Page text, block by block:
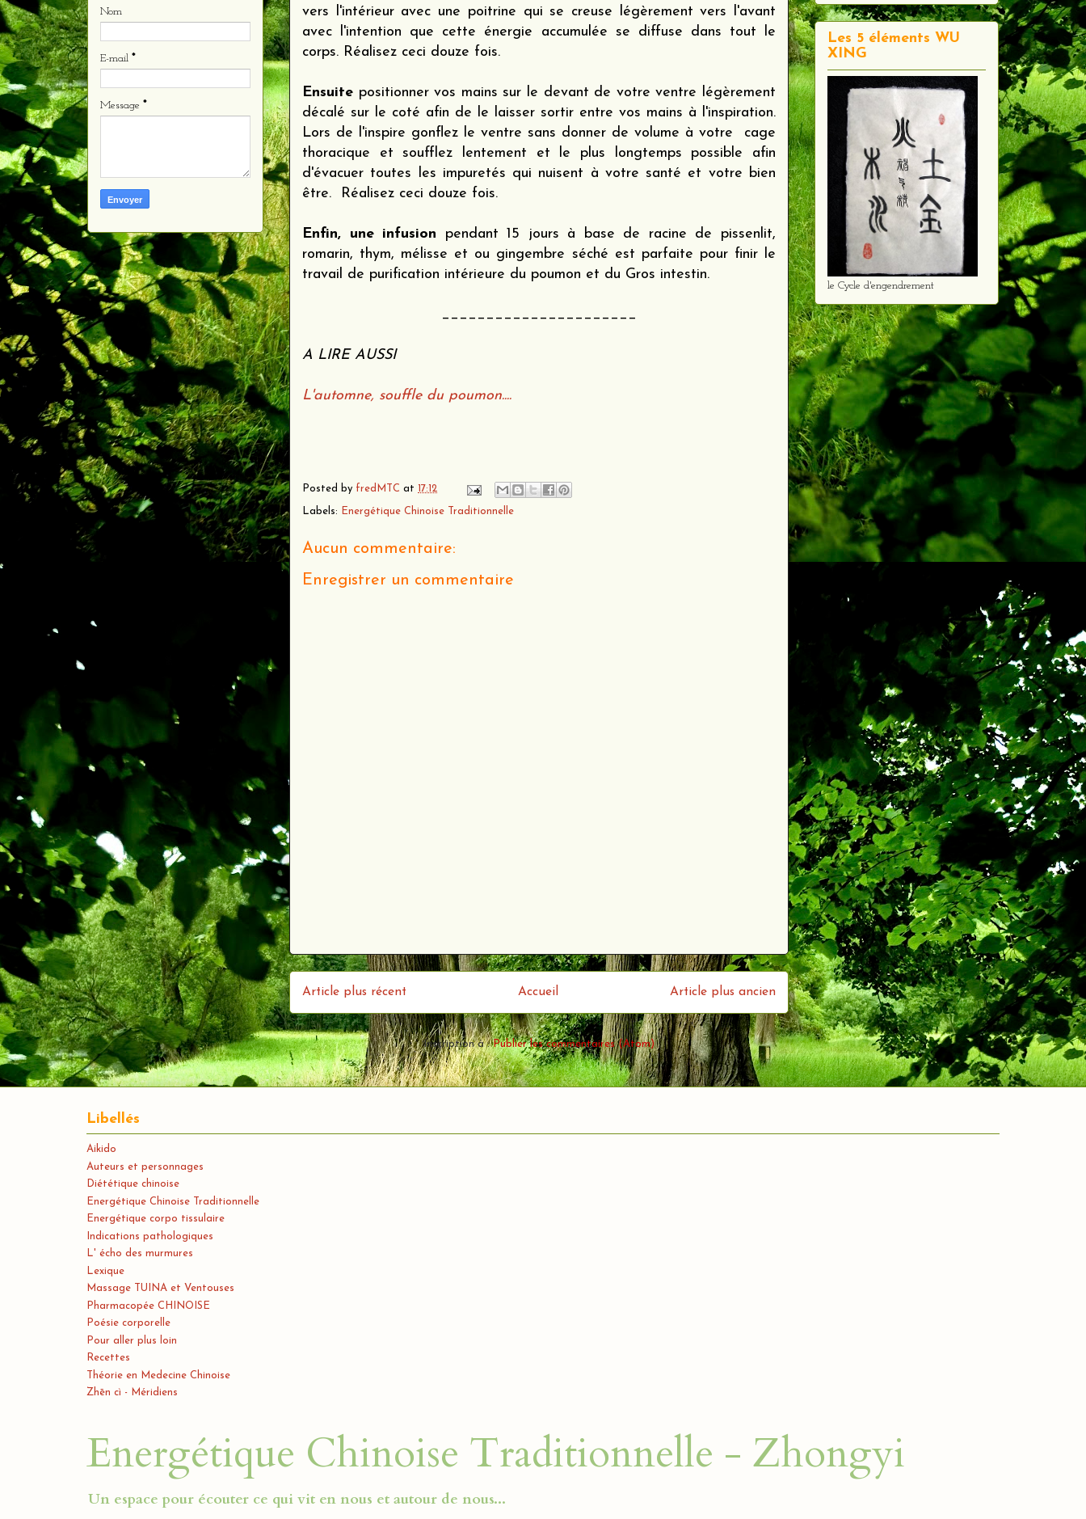
vers l'intérieur avec une poitrine qui se creuse légèrement vers l'avant
avec l'intention que cette énergie accumulée se diffuse dans tout le
corps. Réalisez ceci douze fois.
Ensuite positionner vos mains sur le devant de votre ventre légèrement
décalé sur le coté afin de le laisser sortir entre vos mains à l'inspiration.
Lors de l'inspire gonflez le ventre sans donner de volume à votre cage
thoracique et soufflez lentement et le plus longtemps possible afin
d'évacuer toutes les impuretés qui nuisent à votre santé et votre bien
être. Réalisez ceci douze fois.
Enfin, une infusion pendant 15 jours à base de racine de pissenlit,
romarin, thym, mélisse et ou gingembre séché est parfaite pour finir le
travail de purification intérieure du poumon et du Gros intestin.
______________________
A LIRE AUSSI
L'automne, souffle du poumon....
Posted by fredMTC at 17:12
Labels: Energétique Chinoise Traditionnelle
Aucun commentaire:
Enregistrer un commentaire
Article plus récent Article plus ancien
Accueil
Inscription à :Publier les commentaires (Atom)
Nom
E-mail *
Message *
Les 5 éléments WU
XING
le Cycle d'engendrement
Libellés
Aikido
Auteurs et personnages
Diététique chinoise
Energétique Chinoise Traditionnelle
Energétique corpo tissulaire
Indications pathologiques
L' écho des murmures
Lexique
Massage TUINA et Ventouses
Pharmacopée CHINOISE
Poésie corporelle
Pour aller plus loin
Recettes
Théorie en Medecine Chinoise
Zhēn cì - Méridiens
Energétique Chinoise Traditionnelle - Zhongyi
Un espace pour écouter ce qui vit en nous et autour de nous...